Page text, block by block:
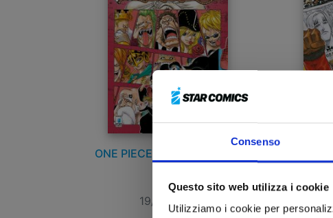
Consenso
Questo sito web utilizza i cookie
Utilizziamo i cookie per
ONE PIECE NEW EDITION n.
71
19/10/2016